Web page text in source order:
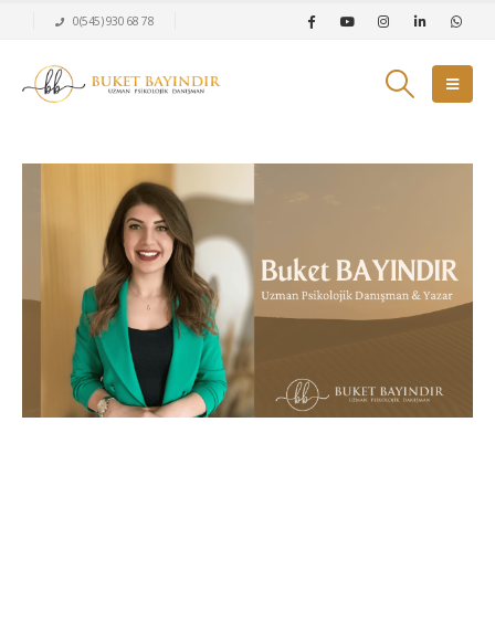
0(545) 930 68 78